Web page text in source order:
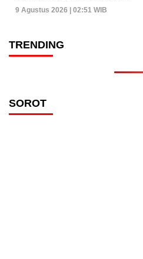
9 Agustus 2026 | 02:51 WIB
TRENDING
SOROT